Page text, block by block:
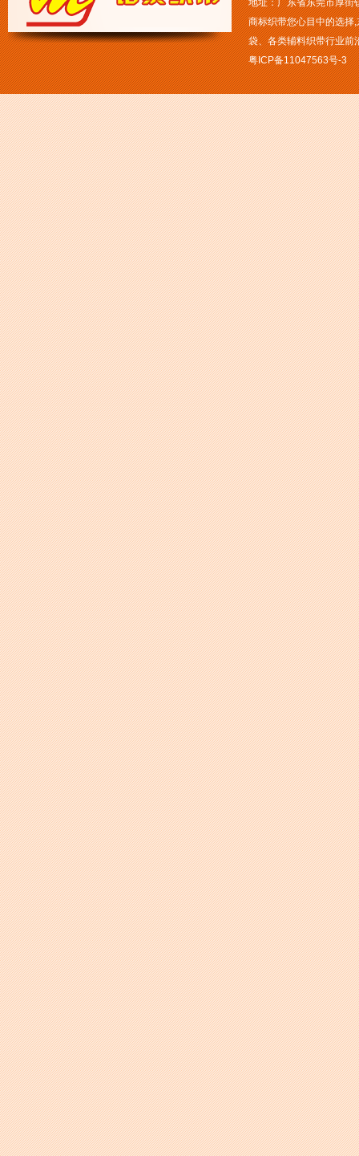
地址：广东省东莞市厚
商标织带您心目中的选择
袋、各类辅料织带行业前
粤ICP备11047563号-3